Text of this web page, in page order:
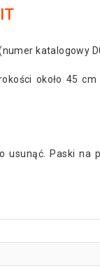
katalogowy
około 45
usunąć. Paski na